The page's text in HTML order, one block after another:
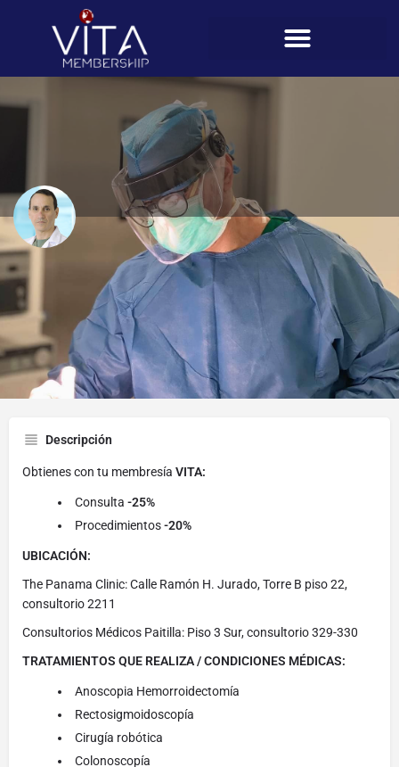
Miguel Valdés Ovalle
Teléfono
6740-2839
Perfil
Descripción
Obtienes con tu membresía VITA:
Consulta -25%
Procedimientos-20%
UBICACIÓN:
The Panama Clinic: Calle Ramón H. Jurado, Torre B piso 22,
consultorio 2211
Consultorios Médicos Paitilla: Piso 3 Sur, consultorio 329-330
TRATAMIENTOS QUE REALIZA / CONDICIONES MÉDICAS:
Anoscopia Hemorroidectomía
Rectosigmoidoscopía
Cirugía robótica
Colonoscopía